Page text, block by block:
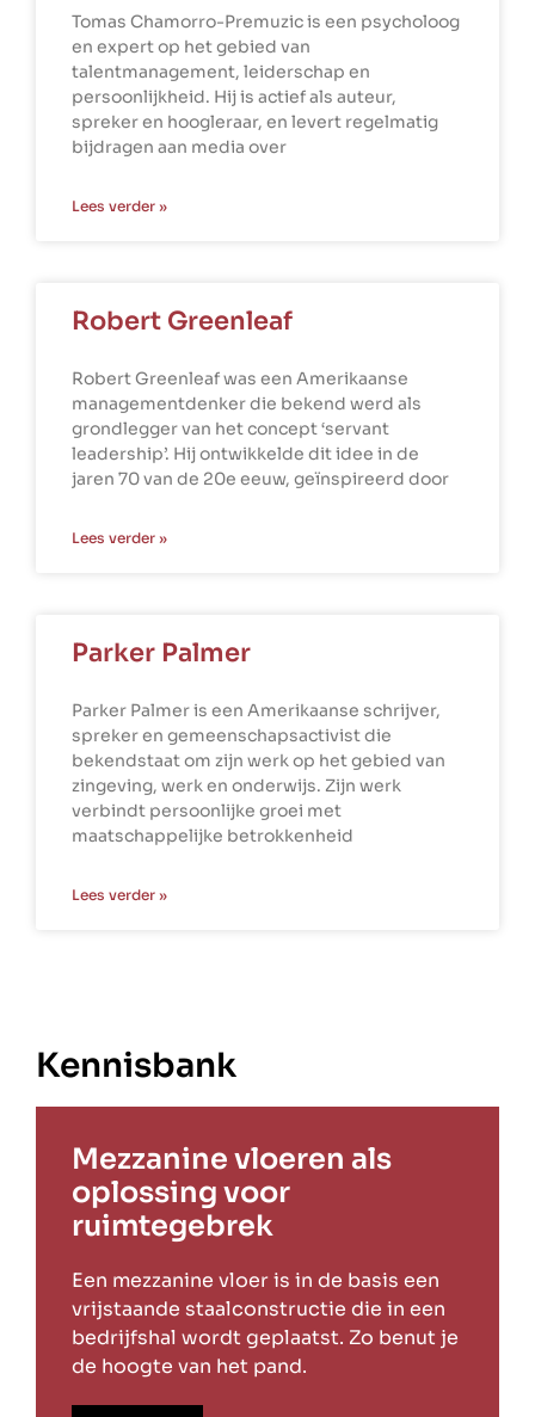
Tomas Chamorro-Premuzic is een psycholoog
en expert op het gebied van
talentmanagement, leiderschap en
persoonlijkheid. Hij is actief als auteur,
spreker en hoogleraar, en levert regelmatig
bijdragen aan media over
Lees verder »
Robert Greenleaf
Robert Greenleaf was een Amerikaanse
managementdenker die bekend werd als
grondlegger van het concept ‘servant
leadership’. Hij ontwikkelde dit idee in de
jaren 70 van de 20e eeuw, geïnspireerd door
Lees verder »
Parker Palmer
Parker Palmer is een Amerikaanse schrijver,
spreker en gemeenschapsactivist die
bekendstaat om zijn werk op het gebied van
zingeving, werk en onderwijs. Zijn werk
verbindt persoonlijke groei met
maatschappelijke betrokkenheid
Lees verder »
Kennisbank
Mezzanine vloeren als
oplossing voor
ruimtegebrek
Een mezzanine vloer is in de basis een
vrijstaande staalconstructie die in een
bedrijfshal wordt geplaatst. Zo benut je
de hoogte van het pand.